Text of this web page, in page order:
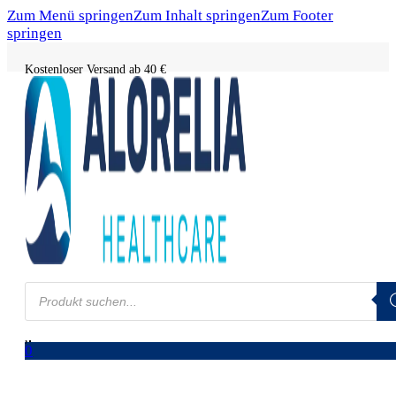
Zum Menü springenZum Inhalt springenZum Footer
springen
Kostenloser Versand ab 40 €
Products
search
0